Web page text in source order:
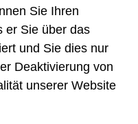
Sie Ihren
er Sie über das
und Sie dies nur
Deaktivierung von
unserer Website